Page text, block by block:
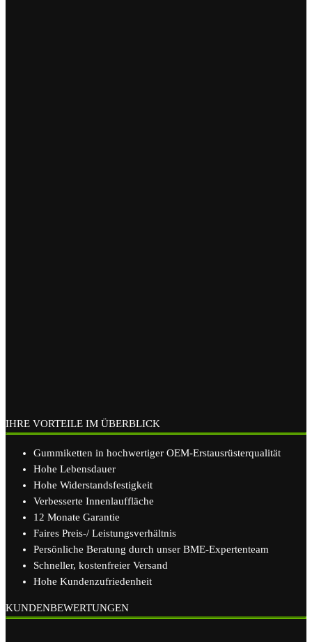
IHRE VORTEILE IM ÜBERBLICK
Gummiketten in hochwertiger OEM-Erstausrüsterqualität
Hohe Lebensdauer
Hohe Widerstandsfestigkeit
Verbesserte Innenlauffläche
12 Monate Garantie
Faires Preis-/ Leistungsverhältnis
Persönliche Beratung durch unser BME-Expertenteam
Schneller, kostenfreier Versand
Hohe Kundenzufriedenheit
KUNDENBEWERTUNGEN